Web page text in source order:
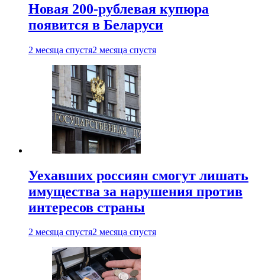
Новая 200-рублевая купюра
появится в Беларуси
2 месяца спустя2 месяца спустя
Уехавших россиян смогут лишать
имущества за нарушения против
интересов страны
2 месяца спустя2 месяца спустя